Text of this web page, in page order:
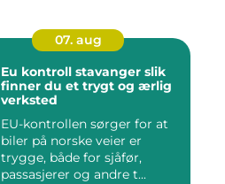
07. aug
Eu kontroll stavanger slik
finner du et trygt og ærlig
verksted
EU-kontrollen sørger for at
biler på norske veier er
trygge, både for sjåfør,
passasjerer og andre t...